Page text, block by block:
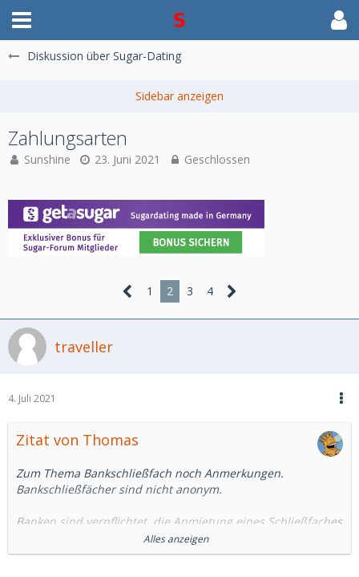
Diskussion über Sugar-Dating
Zahlungsarten
Sunshine 23. Juni 2021 Geschlossen
1 2 3 4
traveller
4. Juli 2021
Zitat von Thomas
Zum Thema Bankschließfach noch Anmerkungen.
Bankschließfächer sind nicht anonym.
Banken sind verpflichtet, die Anmietung eines Schließfaches
dem Finanzamt zu melden.Alles anzeigen